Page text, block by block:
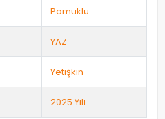
Pamuklu
YAZ
Yetişkin
2025 Yılı